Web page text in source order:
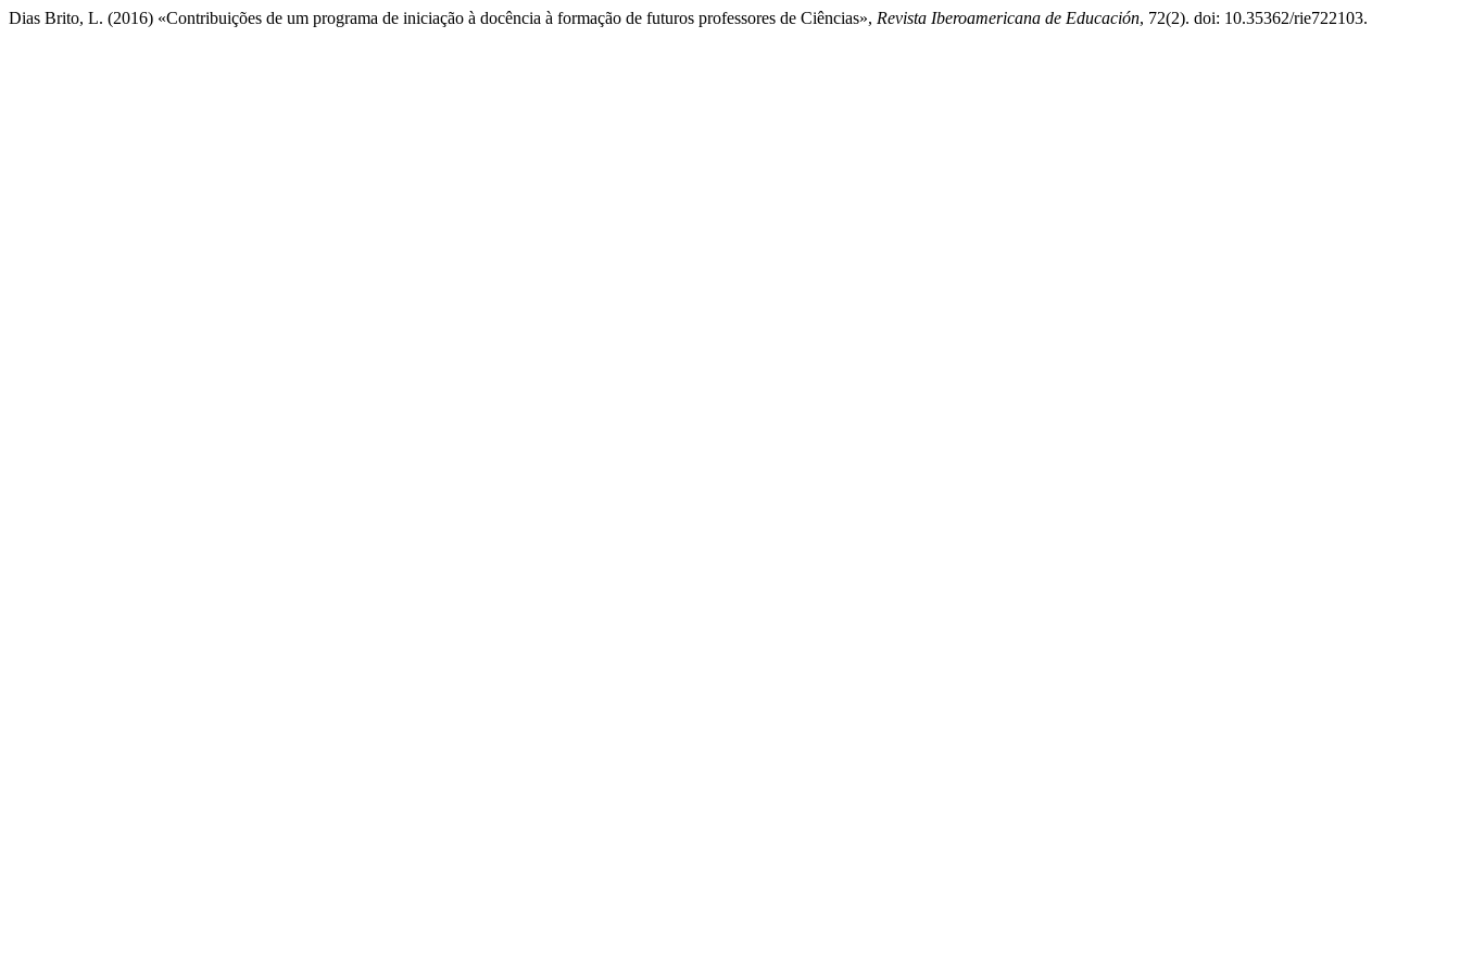
Dias Brito, L. (2016) «Contribuições de um programa de iniciação à docência à formação de futuros professores de Ciências», Revista Iberoamericana de Educación, 72(2). doi: 10.35362/rie722103.